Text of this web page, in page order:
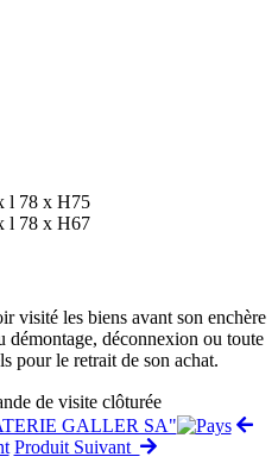
l 78 x H75
l 78 x H67
visité les biens avant son enchère
démontage, déconnexion ou toute
pour le retrait de son achat.
de visite clôturée
GALLER SA"
Produit Suivant